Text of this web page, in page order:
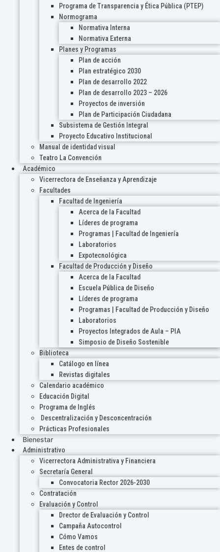
Programa de Transparencia y Ética Pública (PTEP)
Normograma
Normativa Interna
Normativa Externa
Planes y Programas
Plan de acción
Plan estratégico 2030
Plan de desarrollo 2022
Plan de desarrollo 2023 – 2026
Proyectos de inversión
Plan de Participación Ciudadana
Subsistema de Gestión Integral
Proyecto Educativo Institucional
Manual de identidad visual
Teatro La Convención
Académico
Vicerrectora de Enseñanza y Aprendizaje
Facultades
Facultad de Ingeniería
Acerca de la Facultad
Líderes de programa
Programas | Facultad de Ingeniería
Laboratorios
Expotecnológica
Facultad de Producción y Diseño
Acerca de la Facultad
Escuela Pública de Diseño
Líderes de programa
Programas | Facultad de Producción y Diseño
Laboratorios
Proyectos Integrados de Aula – PIA
Simposio de Diseño Sostenible
Biblioteca
Catálogo en línea
Revistas digitales
Calendario académico
Educación Digital
Programa de Inglés
Descentralización y Desconcentración
Prácticas Profesionales
Bienestar
Administrativo
Vicerrectora Administrativa y Financiera
Secretaría General
Convocatoria Rector 2026-2030
Contratación
Evaluación y Control
Drector de Evaluación y Control
Campaña Autocontrol
Cómo Vamos
Entes de control